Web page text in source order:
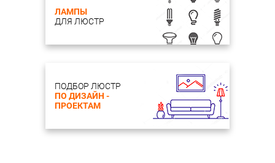
ЛАМПЫ
ДЛЯ ЛЮСТР
ПОДБОР ЛЮСТР
ПО ДИЗАЙН -
ПРОЕКТАМ